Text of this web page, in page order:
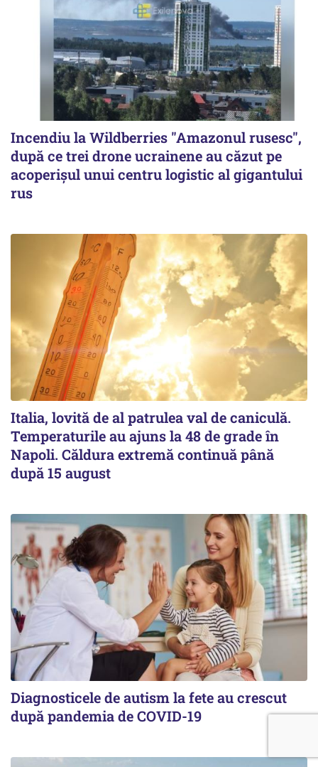
Incendiu la Wildberries "Amazonul rusesc",
după ce trei drone ucrainene au căzut pe
acoperişul unui centru logistic al gigantului
rus
Italia, lovită de al patrulea val de caniculă.
Temperaturile au ajuns la 48 de grade în
Napoli. Căldura extremă continuă până
după 15 august
Diagnosticele de autism la fete au crescut
după pandemia de COVID-19